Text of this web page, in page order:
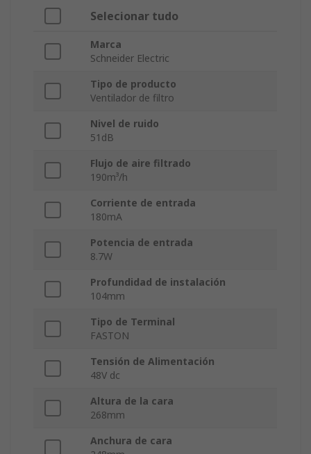
Selecionar tudo
Marca
Schneider Electric
Tipo de producto
Ventilador de filtro
Nivel de ruido
51dB
Flujo de aire filtrado
190m³/h
Corriente de entrada
180mA
Potencia de entrada
8.7W
Profundidad de instalación
104mm
Tipo de Terminal
FASTON
Tensión de Alimentación
48V dc
Altura de la cara
268mm
Anchura de cara